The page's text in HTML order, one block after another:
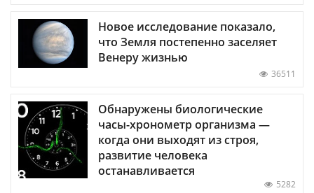
Новое исследование показало,
что Земля постепенно заселяет
Венеру жизнью
36511
Обнаружены биологические
часы-хронометр организма —
когда они выходят из строя,
развитие человека
останавливается
5282